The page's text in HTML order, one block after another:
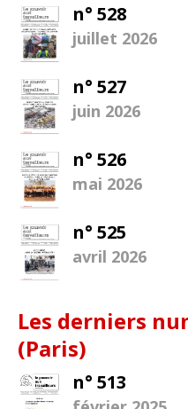
n° 528
juillet 2026
n° 527
juin 2026
n° 526
mai 2026
n° 525
avril 2026
Les derniers
(Paris)
n° 513